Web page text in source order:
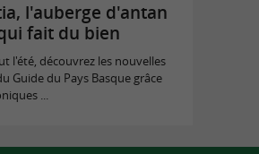
l'auberge d'antan
fait du bien
l'été, découvrez les nouvelles
Guide du Pays Basque grâce
...